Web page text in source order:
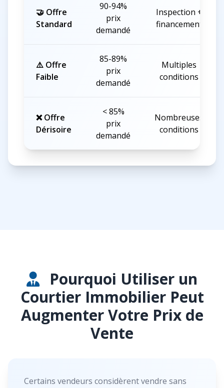
🤝 Offre
Standard
90-94%
prix
demandé
Inspection +
financement
⚠️ Offre
Faible
85-89%
prix
demandé
Multiples
conditions
❌ Offre
Dérisoire
< 85%
prix
demandé
Nombreuses
conditions
Pourquoi Utiliser un
Courtier Immobilier Peut
Augmenter Votre Prix de
Vente
Certains vendeurs considèrent vendre sans